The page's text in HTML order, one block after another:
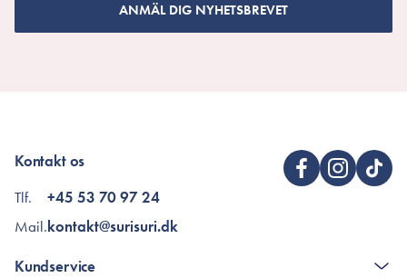
ANMÄL DIG NYHETSBREVET
Kontakt os
Tlf.
Mail.
+45 53 70 97 24
kontakt@surisuri.dk
Kundservice